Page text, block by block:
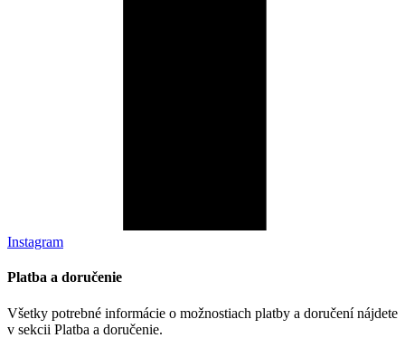
Instagram
Platba a doručenie
Všetky potrebné informácie o možnostiach platby a doručení nájdete
v sekcii Platba a doručenie.